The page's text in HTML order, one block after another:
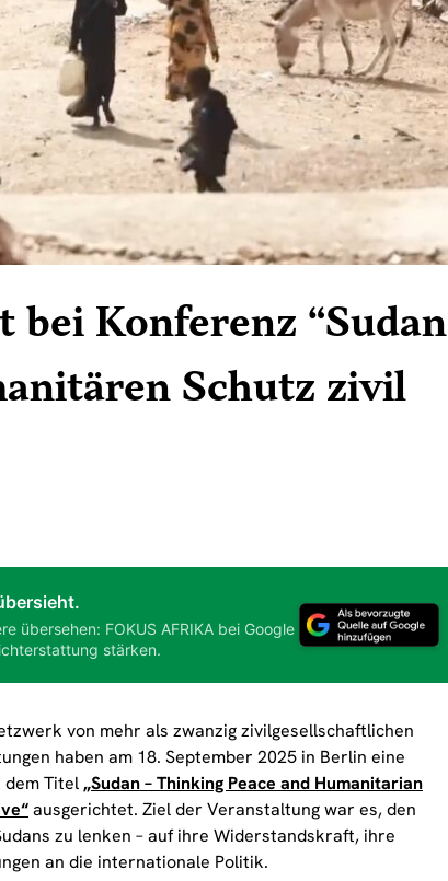
bei Konferenz “Sudan
Schutz zivil
übersehen: FOKUS AFRIKA bei Google
stärken.
von mehr als zwanzig zivilgesellschaftlichen
haben am 18. September 2025 in Berlin eine
Titel„Sudan – Thinking Peace and Humanitarian
ausgerichtet. Ziel der Veranstaltung war es, den
zu lenken – auf ihre Widerstandskraft, ihre
an die internationale Politik.